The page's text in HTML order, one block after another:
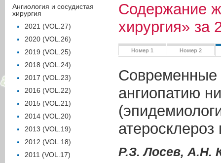
Содержание
хирургия» за
Номер 1 Номер 2
Современные
ангиопатию
Р.З. Лосев, А.Н.
Ангиология и сосудистая
хирургия
2021 (VOL.27)
2020 (VOL.26)
2019 (VOL.25)
2018 (VOL.24)
2017 (VOL.23)
2016 (VOL.22)
2015 (VOL.21)
2014 (VOL.20)
2013 (VOL.19)
2012 (VOL.18)
2011 (VOL.17)